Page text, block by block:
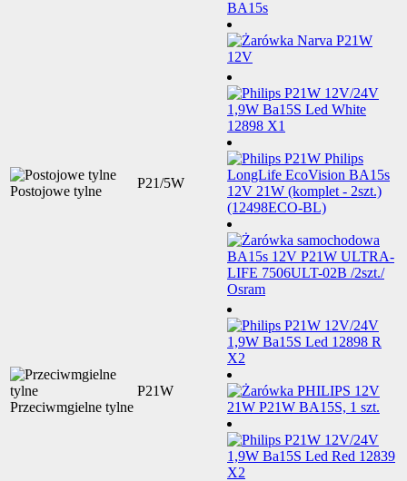
Postojowe tylne
P21/5W
Przeciwmgielne tylne
P21W